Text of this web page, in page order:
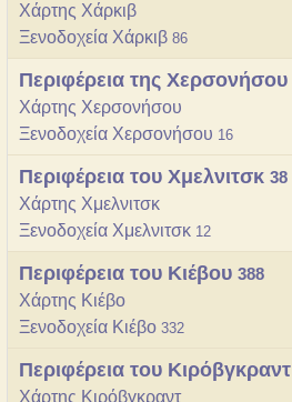
Χάρτης Χάρκιβ
Ξενοδοχεία Χάρκιβ 86
Περιφέρεια της Χερσονήσου
Χάρτης Χερσονήσου
Ξενοδοχεία Χερσονήσου 16
Περιφέρεια του Χμελνιτσκ 38
Χάρτης Χμελνιτσκ
Ξενοδοχεία Χμελνιτσκ 12
Περιφέρεια του Κιέβου 388
Χάρτης Κιέβο
Ξενοδοχεία Κιέβο 332
Περιφέρεια του Κιρόβγκραντ
Χάρτης Κιρόβγκραντ